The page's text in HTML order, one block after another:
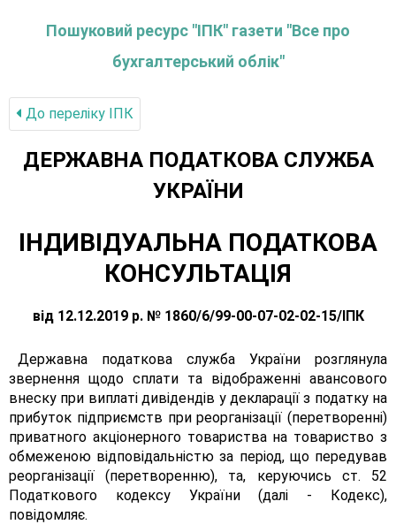
Пошуковий ресурс "ІПК" газети "Все про
бухгалтерський облік"
До переліку IПК
ДЕРЖАВНА ПОДАТКОВА СЛУЖБА
УКРАЇНИ
ІНДИВІДУАЛЬНА ПОДАТКОВА
КОНСУЛЬТАЦІЯ
від 12.12.2019 р. № 1860/6/99-00-07-02-02-15/ІПК
Державна податкова служба України розглянула
звернення щодо сплати та відображенні авансового
внеску при виплаті дивідендів у декларації з податку на
прибуток підприємств при реорганізації (перетворенні)
приватного акціонерного товариства на товариство з
обмеженою відповідальністю за період, що передував
реорганізації (перетворенню), та, керуючись ст. 52
Податкового кодексу України (далі - Кодекс),
повідомляє.